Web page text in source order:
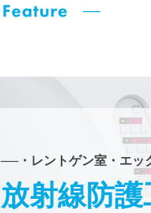
──・レントゲン室・エッ
放射線防護